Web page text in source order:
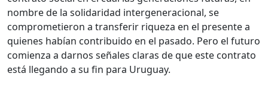
nombre de la solidaridad intergeneracional, se
comprometieron a transferir riqueza en el presente a
quienes habían contribuido en el pasado. Pero el futuro
comienza a darnos señales claras de que este contrato
está llegando a su fin para Uruguay.